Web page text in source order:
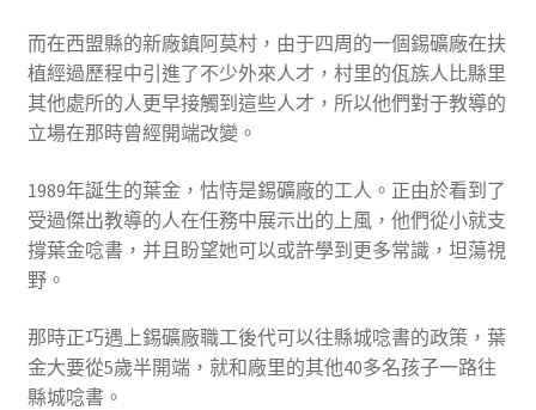
而在西盟縣的新廠鎮阿莫村，由于四周的一個錫礦廠在扶
植經過歷程中引進了不少外來人才，村里的佤族人比縣里
其他處所的人更早接觸到這些人才，所以他們對于教導的
立場在那時曾經開端改變。
1989年誕生的葉金，怙恃是錫礦廠的工人。正由於看到了
受過傑出教導的人在任務中展示出的上風，他們從小就支
撐葉金唸書，并且盼望她可以或許學到更多常識，坦蕩視
野。
那時正巧遇上錫礦廠職工後代可以往縣城唸書的政策，葉
金大要從5歲半開端，就和廠里的其他40多名孩子一路往
縣城唸書。